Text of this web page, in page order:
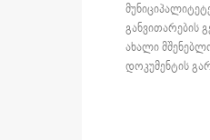
განვითარების
ახალი
დოკუმენტის